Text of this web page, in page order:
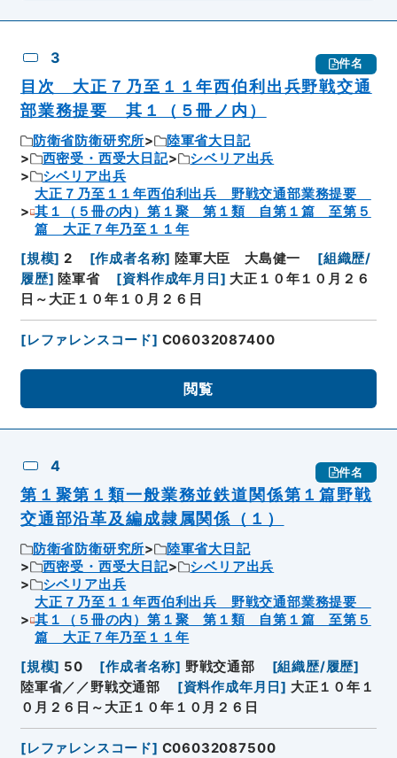
3 件名
目次 大正７乃至１１年西伯利出兵野戦交通
部業務提要 其１（５冊ノ内）
防衛省防衛研究所
陸軍省大日記
西密受・西受大日記
シベリア出兵
シベリア出兵
大正７乃至１１年西伯利出兵 野戦交通部業務提要
其１（５冊の内）第１聚 第１類 自第１篇 至第５
篇 大正７年乃至１１年
[規模] 2 [作成者名称] 陸軍大臣 大島健一 [組織歴/
履歴] 陸軍省 [資料作成年月日 ] 大正１０年１０月２６
日～大正１０年１０月２６日
[レファレンスコード] C06032087400
閲覧
4 件名
第１聚第１類一般業務並鉄道関係第１篇野戦
交通部沿革及編成隷属関係（１）
防衛省防衛研究所
陸軍省大日記
西密受・西受大日記
シベリア出兵
シベリア出兵
大正７乃至１１年西伯利出兵 野戦交通部業務提要
其１（５冊の内）第１聚 第１類 自第１篇 至第５
篇 大正７年乃至１１年
[規模] 50 [作成者名称] 野戦交通部 [組織歴/履歴]
陸軍省／／野戦交通部
[資料作成年月日] 大正１０年１
０月２６日～大正１０年１０月２６日
[レファレンスコード] C06032087500